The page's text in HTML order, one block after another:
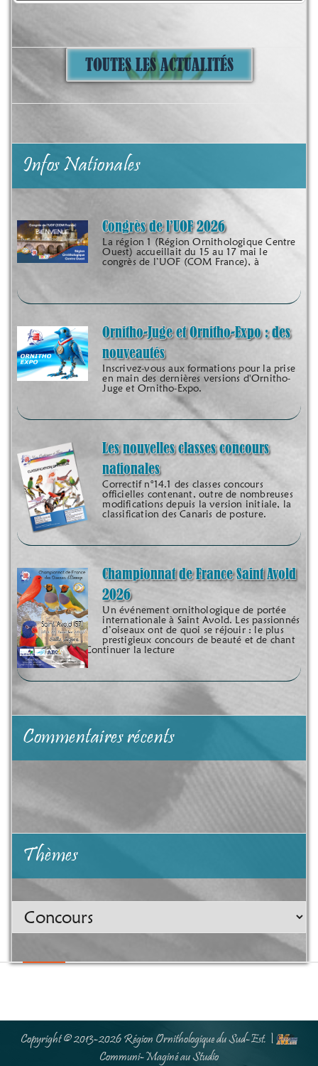
TOUTES LES ACTUALITÉS
Infos Nationales
Congrès de l’UOF 2026
La région 1 (Région Ornithologique Centre
Ouest) accueillait du 15 au 17 mai le
congrès de l’UOF (COM France), à
Ornitho-Juge et Ornitho-Expo : des
nouveautés
Inscrivez-vous aux formations pour la prise
en main des dernières versions d'Ornitho-
Juge et Ornitho-Expo.
Les nouvelles classes concours
nationales
Correctif n°14.1 des classes concours
officielles contenant, outre de nombreuses
modifications depuis la version initiale, la
classification des Canaris de posture.
Championnat de France Saint Avold
2026
Un événement ornithologique de portée
internationale à Saint Avold. Les passionnés
d’oiseaux ont de quoi se réjouir : le plus
prestigieux concours de beauté et de chant
organisé sur le Continuer la lecture
Commentaires récents
Thèmes
Thèmes
Copyright © 2013-2026Région Ornithologique du Sud-Est. |
Communi-Maginé auStudio